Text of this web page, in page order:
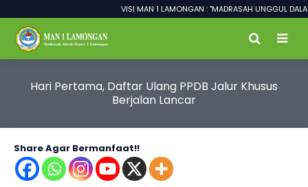
VISI MAN 1 LAMONGAN : "MADRASAH UNGGUL DALAM
Hari Pertama, Daftar Ulang PPDB Jalur Khusus
Berjalan Lancar
Share Agar Bermanfaat!!